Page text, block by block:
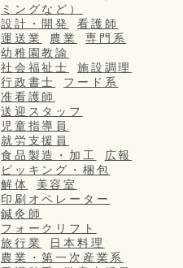
ミングなど）
設計・開発
看護師
運送業
農業
専門系
幼稚園教諭
社会福祉士
施設調理
行政書士
フード系
准看護師
送迎スタッフ
児童指導員
就労支援員
食品製造・加工
広報
ピッキング・梱包
解体
美容室
印刷オペレーター
鍼灸師
フォークリフト
旅行業
日本料理
農業・第一次産業系